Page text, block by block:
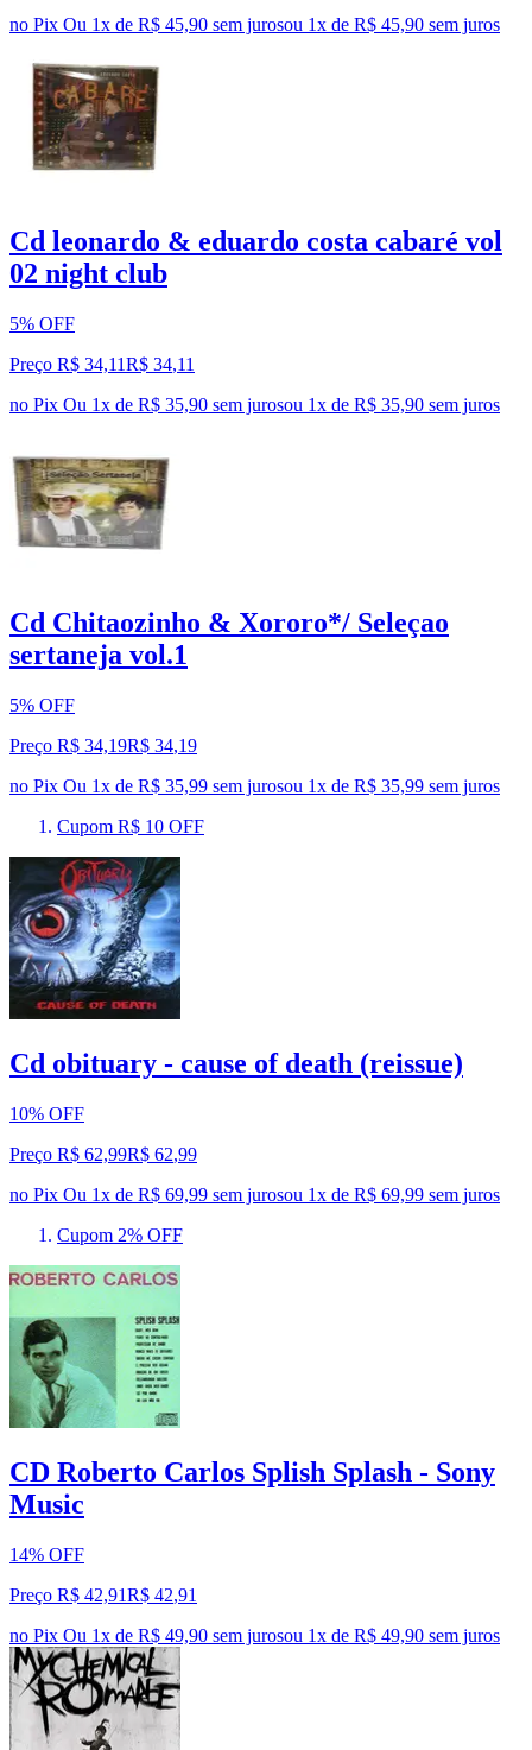
no Pix Ou 1x de R$ 45,90 sem jurosou 1x de R$ 45,90 sem juros
Cd leonardo & eduardo costa cabaré vol
02 night club
5% OFF
Preço R$ 34,11R$ 34,11
no Pix Ou 1x de R$ 35,90 sem jurosou 1x de R$ 35,90 sem juros
Cd Chitaozinho & Xororo*/ Seleçao
sertaneja vol.1
5% OFF
Preço R$ 34,19R$ 34,19
no Pix Ou 1x de R$ 35,99 sem jurosou 1x de R$ 35,99 sem juros
Cupom R$ 10 OFF
Cd obituary - cause of death (reissue)
10% OFF
Preço R$ 62,99R$ 62,99
no Pix Ou 1x de R$ 69,99 sem jurosou 1x de R$ 69,99 sem juros
Cupom 2% OFF
CD Roberto Carlos Splish Splash - Sony
Music
14% OFF
Preço R$ 42,91R$ 42,91
no Pix Ou 1x de R$ 49,90 sem jurosou 1x de R$ 49,90 sem juros